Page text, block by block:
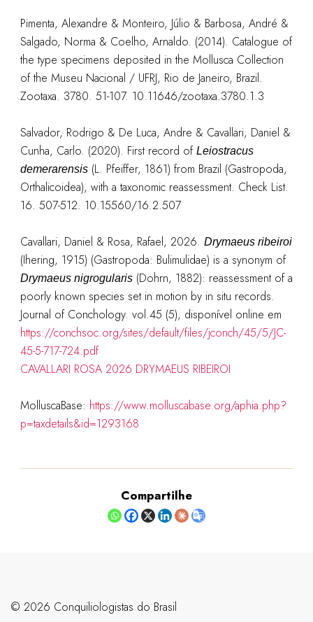
Pimenta, Alexandre & Monteiro, Júlio & Barbosa, André &
Salgado, Norma & Coelho, Arnaldo. (2014). Catalogue of
the type specimens deposited in the Mollusca Collection
of the Museu Nacional / UFRJ, Rio de Janeiro, Brazil.
Zootaxa. 3780. 51-107. 10.11646/zootaxa.3780.1.3
Salvador, Rodrigo & De Luca, Andre & Cavallari, Daniel &
Cunha, Carlo. (2020). First record of Leiostracus
demerarensis(L. Pfeiffer, 1861) from Brazil (Gastropoda,
Orthalicoidea), with a taxonomic reassessment. Check List.
16. 507-512. 10.15560/16.2.507
Cavallari, Daniel & Rosa, Rafael, 2026. Drymaeus ribeiroi
(Ihering, 1915) (Gastropoda: Bulimulidae) is a synonym of
Drymaeus nigrogularis(Dohrn, 1882): reassessment of a
poorly known species set in motion by in situ records.
Journal of Conchology. vol.45 (5), disponível online em
https://conchsoc.org/sites/default/files/jconch/45/5/JC-
45-5-717-724.pdf
CAVALLARI ROSA 2026 DRYMAEUS RIBEIROI
MolluscaBase: https://www.molluscabase.org/aphia.php?
p=taxdetails&id=1293168
Compartilhe
©️ 2026 Conquiliologistas do Brasil